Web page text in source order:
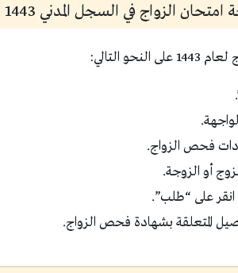
الزواج في السجل المدني 1443
التالي:
فحص الزواج.
أو الزوجة.
على “طلب”.
المتعلقة بشهادة فحص الزواج.